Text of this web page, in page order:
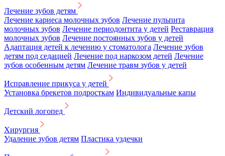
Лечение зубов детям
Лечение кариеса молочных зубов Лечение пульпита
молочных зубов Лечение периодонтита у детей Реставрация
молочных зубов Лечение постоянных зубов у детей
Адаптация детей к лечению у стоматолога Лечение зубов
детям под седацией Лечение под наркозом детей Лечение
зубов особенным детям Лечение травм зубов у детей
Исправление прикуса у детей
Установка брекетов подросткам Индивидуальные капы
Детский логопед
Хирургия
Удаление зубов детям Пластика уздечки